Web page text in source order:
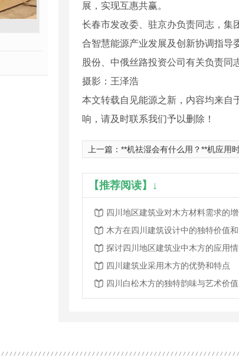
展，实现互惠共赢。
长春市发改委、驻京办负责同志，集
合智慧能源产业发展及创新协调指导
股份、中俄丝路投资公司有关负责同
摄影：王泽浩
本文转载自见能源之新，内容均来自
响，请及时联系我们予以删除！
上一篇： **机祛湿会有什么用？**机应用时一定要留
【推荐阅读】↓
四川地区建筑业对木方材料需求的
木方在四川建筑设计中的独特价值
探讨四川地区建筑业中木方的应用
四川建筑业采用木方的优势和特点
四川白松木方的独特韵味与艺术价值